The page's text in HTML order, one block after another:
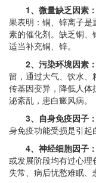
1、微量缺乏因素：
果表明：铜、锌离子
素的催化剂。缺乏铜
适当补充铜、锌。
2、污染环境因素：
留，通过大气、饮水
传基因变异，降低人
泌紊乱，患白癜风病。
3、自身免疫因子：
身免疫功能受损是引起
4、神经细胞因子：
或发展阶段均有过心
失常、病后忧愁难眠、